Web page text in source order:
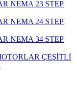
NEMA 23 STEP
NEMA 24 STEP
NEMA 34 STEP
ÇEŞİTLİ